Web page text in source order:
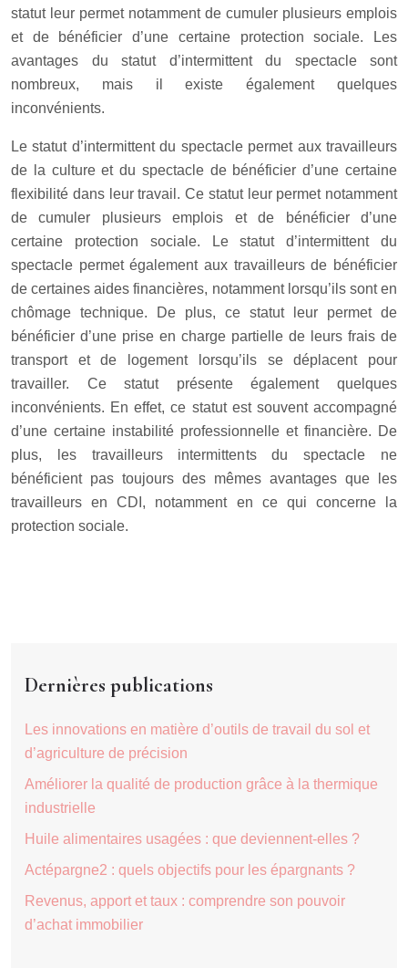
statut leur permet notamment de cumuler plusieurs emplois
et de bénéficier d’une certaine protection sociale. Les
avantages du statut d’intermittent du spectacle sont
nombreux, mais il existe également quelques
inconvénients.
Le statut d’intermittent du spectacle permet aux travailleurs
de la culture et du spectacle de bénéficier d’une certaine
flexibilité dans leur travail. Ce statut leur permet notamment
de cumuler plusieurs emplois et de bénéficier d’une
certaine protection sociale. Le statut d’intermittent du
spectacle permet également aux travailleurs de bénéficier
de certaines aides financières, notamment lorsqu’ils sont en
chômage technique. De plus, ce statut leur permet de
bénéficier d’une prise en charge partielle de leurs frais de
transport et de logement lorsqu’ils se déplacent pour
travailler. Ce statut présente également quelques
inconvénients. En effet, ce statut est souvent accompagné
d’une certaine instabilité professionnelle et financière. De
plus, les travailleurs intermittents du spectacle ne
bénéficient pas toujours des mêmes avantages que les
travailleurs en CDI, notamment en ce qui concerne la
protection sociale.
Dernières publications
Les innovations en matière d’outils de travail du sol et
d’agriculture de précision
Améliorer la qualité de production grâce à la thermique
industrielle
Huile alimentaires usagées : que deviennent-elles ?
Actépargne2 : quels objectifs pour les épargnants ?
Revenus, apport et taux : comprendre son pouvoir
d’achat immobilier